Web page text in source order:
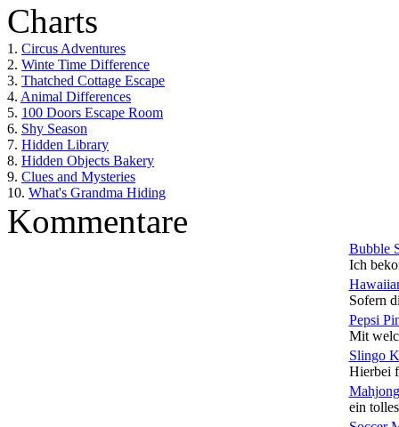
Charts
1. Circus Adventures
2. Winte Time Difference
3. Thatched Cottage Escape
4. Animal Differences
5. 100 Doors Escape Room
6. Shy Season
7. Hidden Library
8. Hidden Objects Bakery
9. Clues and Mysteries
10. What's Grandma Hiding
Kommentare
Bubble
Ich
Sofern
Pepsi
Mit
Slingo
Hierbei
ein